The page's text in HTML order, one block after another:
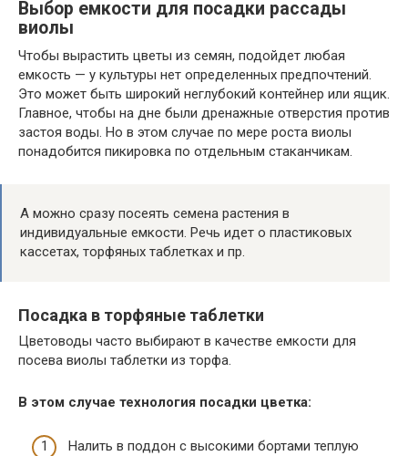
Выбор емкости для посадки рассады
виолы
Чтобы вырастить цветы из семян, подойдет любая
емкость — у культуры нет определенных предпочтений.
Это может быть широкий неглубокий контейнер или ящик.
Главное, чтобы на дне были дренажные отверстия против
застоя воды. Но в этом случае по мере роста виолы
понадобится пикировка по отдельным стаканчикам.
А можно сразу посеять семена растения в
индивидуальные емкости. Речь идет о пластиковых
кассетах, торфяных таблетках и пр.
Посадка в торфяные таблетки
Цветоводы часто выбирают в качестве емкости для
посева виолы таблетки из торфа.
В этом случае технология посадки цветка:
Налить в поддон с высокими бортами теплую